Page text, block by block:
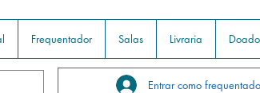
Frequentador Salas Livraria
Entrar como